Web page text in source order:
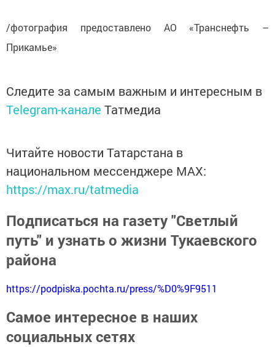
/фотография предоставлено АО «Транснефть –
Прикамье»
Следите за самым важным и интересным в
Telegram-канале Татмедиа
Читайте новости Татарстана в
национальном мессенджере MАХ:
https://max.ru/tatmedia
Подписаться на газету "Светлый
путь" и узнать о жизни Тукаевского
района
https://podpiska.pochta.ru/press/%D0%9F9511
Самое интересное в наших
социальных сетях